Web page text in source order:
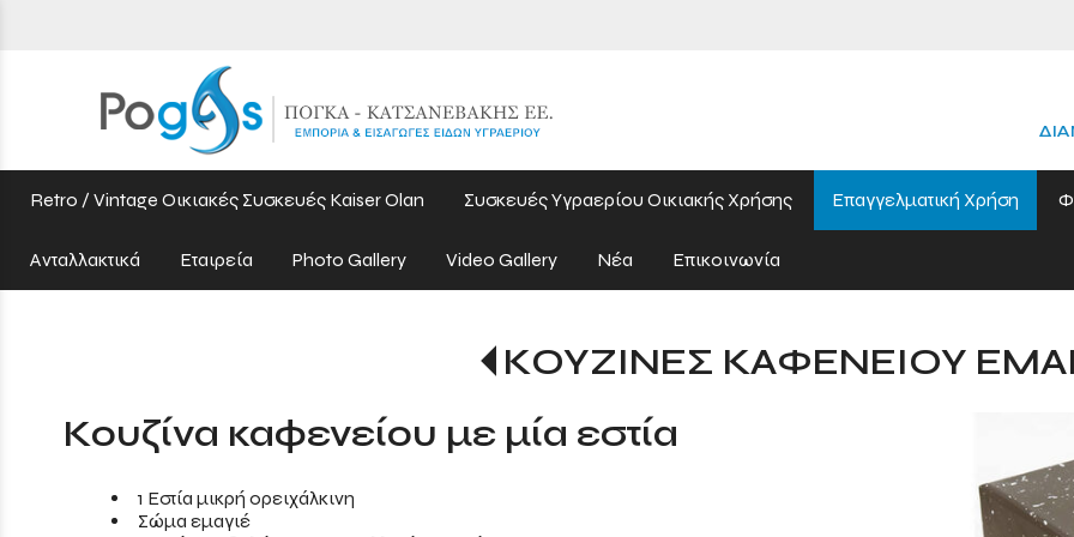
Retro / Vintage Οικιακές Συσκευές Kaiser Olan Συσκευές Υγραερίου Οικιακής Χρήσης Επαγγελματική Χρήση
Ανταλλακτικά Εταιρεία Photo Gallery Video Gallery Νέα Επικοινωνία
ΚΟΥΖΙΝΕΣ ΚΑΦΕΝΕΙΟΥ
Κουζίνα καφενείου με μία εστία
1 Εστία μικρή ορειχάλκινη
Σώμα εμαγιέ